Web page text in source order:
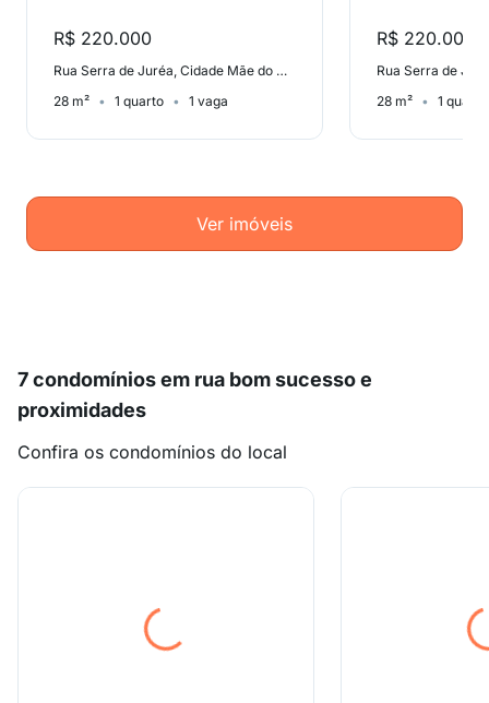
R$ 220.000
Rua Serra de Juréa, Cidade Mãe do Céu
28 m²
1 quarto 1 vaga
R$ 220.000
28 m² 1 quarto
Ver imóveis
7 condomínios em rua bom sucesso e
proximidades
Confira os condomínios do local